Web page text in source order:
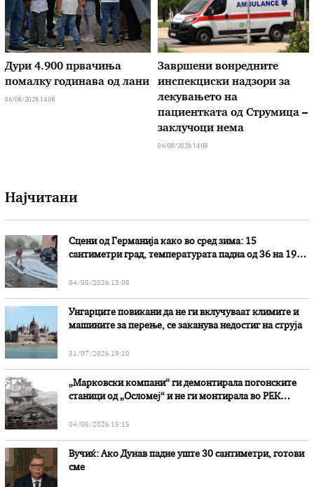
Дури 4.900 првачиња
помалку годинава од лани
06/08/2026 14:08
Завршени вонредните
инспекциски надзори за
лекувањето на
пациентката од Струмица –
заклучоци нема
06/08/2026 14:08
Најчитани
Сцени од Германија како во сред зима: 15
сантиметри град, температурата падна од 36 на 19
04/08/2026 13:08
Унгарците повикани да не ги вклучуваат климите и
машините за перење, се заканува недостиг на струја
31/07/2026 19:10
„Марковски компани“ ги демонтирала погонските
станици од „Осломеј“ и не ги монтирала во РЕК
04/08/2026 15:15
Вучиќ: Ако Дунав падне уште 30 сантиметри, готови
сме